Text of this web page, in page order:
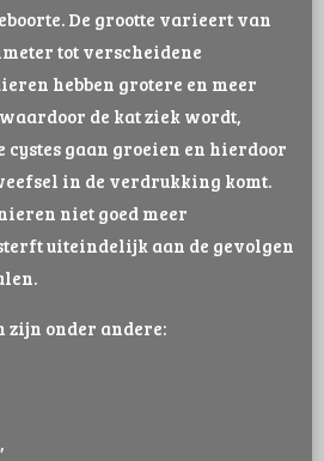
De grootte varieert van
tot verscheidene
hebben grotere en meer
de kat ziek wordt,
gaan groeien en hierdoor
in de verdrukking komt.
niet goed meer
uiteindelijk aan de gevolgen
onder andere: